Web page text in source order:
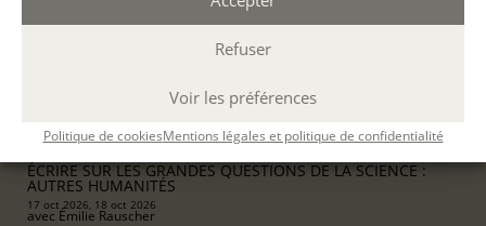
Refuser
Voir les préférences
Politique de cookiesMentions légales et politique de confidentialité
DÉCOUVERTE
ÉCRIRE SUR LES GRANDES QUESTIONS DE LA SCIENCE :
AUTRES HUMANITÉS
17 oct 2026, 18 oct 2026
avec Émilie Rauscher